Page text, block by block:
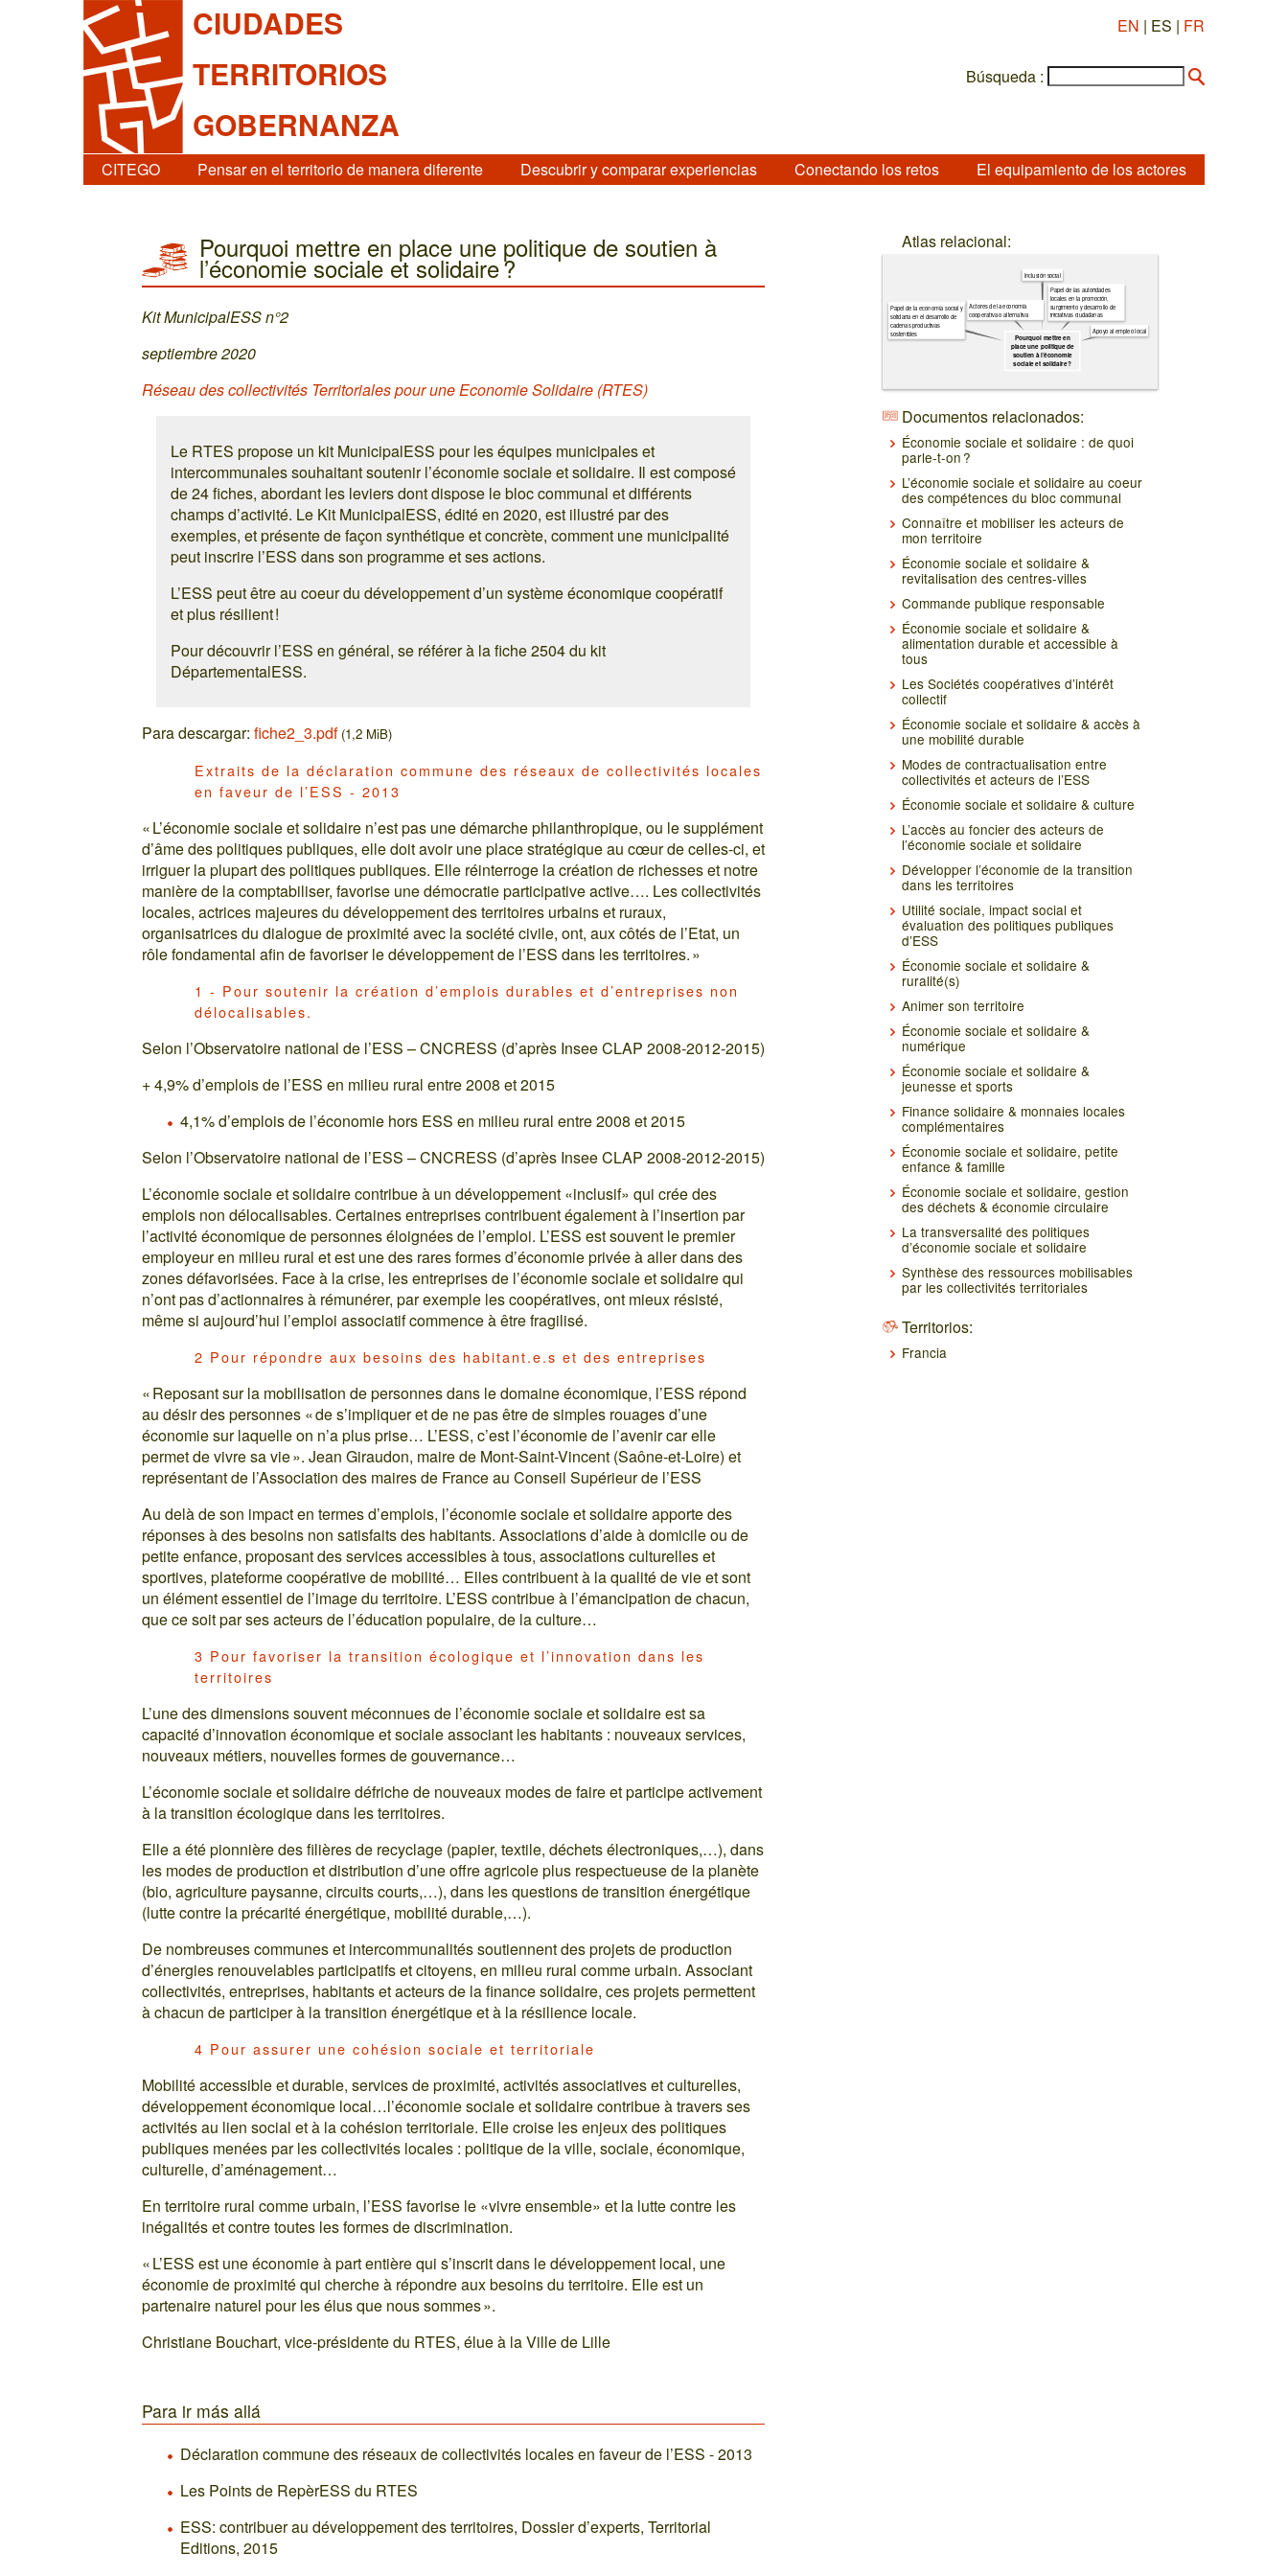
CIUDADES
TERRITORIOS
GOBERNANZA
EN | ES | FR
Búsqueda :
CITEGO Pensar en el territorio de manera diferente Descubrir y comparar experiencias Conectando los retos El equipamiento de los actores
Pourquoi mettre en place une politique de soutien à
l’économie sociale et solidaire ?
Kit MunicipalESS n°2
septiembre 2020
Réseau des collectivités Territoriales pour une Economie Solidaire (RTES)
Le RTES propose un kit MunicipalESS pour les équipes municipales et
intercommunales souhaitant soutenir l’économie sociale et solidaire. Il est composé
de 24 fiches, abordant les leviers dont dispose le bloc communal et différents
champs d’activité. Le Kit MunicipalESS, édité en 2020, est illustré par des
exemples, et présente de façon synthétique et concrète, comment une municipalité
peut inscrire l’ESS dans son programme et ses actions.
L’ESS peut être au coeur du développement d’un système économique coopératif
et plus résilient !
Pour découvrir l’ESS en général, se référer à la fiche 2504 du kit
DépartementalESS.
Para descargar:fiche2_3.pdf (1,2 MiB)
Extraits de la déclaration commune des réseaux de collectivités locales
en faveur de l’ESS - 2013
« L’économie sociale et solidaire n’est pas une démarche philanthropique, ou le supplément
d’âme des politiques publiques, elle doit avoir une place stratégique au cœur de celles-ci, et
irriguer la plupart des politiques publiques. Elle réinterroge la création de richesses et notre
manière de la comptabiliser, favorise une démocratie participative active…. Les collectivités
locales, actrices majeures du développement des territoires urbains et ruraux,
organisatrices du dialogue de proximité avec la société civile, ont, aux côtés de l’Etat, un
rôle fondamental afin de favoriser le développement de l’ESS dans les territoires. »
1 - Pour soutenir la création d’emplois durables et d’entreprises non
délocalisables.
Selon l’Observatoire national de l’ESS – CNCRESS (d’après Insee CLAP 2008-2012-2015)
+ 4,9% d’emplois de l’ESS en milieu rural entre 2008 et 2015
4,1% d’emplois de l’économie hors ESS en milieu rural entre 2008 et 2015
Selon l’Observatoire national de l’ESS – CNCRESS (d’après Insee CLAP 2008-2012-2015)
L’économie sociale et solidaire contribue à un développement «inclusif» qui crée des
emplois non délocalisables. Certaines entreprises contribuent également à l’insertion par
l’activité économique de personnes éloignées de l’emploi. L’ESS est souvent le premier
employeur en milieu rural et est une des rares formes d’économie privée à aller dans des
zones défavorisées. Face à la crise, les entreprises de l’économie sociale et solidaire qui
n’ont pas d’actionnaires à rémunérer, par exemple les coopératives, ont mieux résisté,
même si aujourd’hui l’emploi associatif commence à être fragilisé.
2 Pour répondre aux besoins des habitant.e.s et des entreprises
« Reposant sur la mobilisation de personnes dans le domaine économique, l’ESS répond
au désir des personnes « de s’impliquer et de ne pas être de simples rouages d’une
économie sur laquelle on n’a plus prise… L’ESS, c’est l’économie de l’avenir car elle
permet de vivre sa vie ». Jean Giraudon, maire de Mont-Saint-Vincent (Saône-et-Loire) et
représentant de l’Association des maires de France au Conseil Supérieur de l’ESS
Au delà de son impact en termes d’emplois, l’économie sociale et solidaire apporte des
réponses à des besoins non satisfaits des habitants. Associations d’aide à domicile ou de
petite enfance, proposant des services accessibles à tous, associations culturelles et
sportives, plateforme coopérative de mobilité… Elles contribuent à la qualité de vie et sont
un élément essentiel de l’image du territoire. L’ESS contribue à l’émancipation de chacun,
que ce soit par ses acteurs de l’éducation populaire, de la culture…
3 Pour favoriser la transition écologique et l’innovation dans les
territoires
L’une des dimensions souvent méconnues de l’économie sociale et solidaire est sa
capacité d’innovation économique et sociale associant les habitants : nouveaux services,
nouveaux métiers, nouvelles formes de gouvernance…
L’économie sociale et solidaire défriche de nouveaux modes de faire et participe activement
à la transition écologique dans les territoires.
Elle a été pionnière des filières de recyclage (papier, textile, déchets électroniques,…), dans
les modes de production et distribution d’une offre agricole plus respectueuse de la planète
(bio, agriculture paysanne, circuits courts,…), dans les questions de transition énergétique
(lutte contre la précarité énergétique, mobilité durable,…).
De nombreuses communes et intercommunalités soutiennent des projets de production
d’énergies renouvelables participatifs et citoyens, en milieu rural comme urbain. Associant
collectivités, entreprises, habitants et acteurs de la finance solidaire, ces projets permettent
à chacun de participer à la transition énergétique et à la résilience locale.
4 Pour assurer une cohésion sociale et territoriale
Mobilité accessible et durable, services de proximité, activités associatives et culturelles,
développement économique local…l’économie sociale et solidaire contribue à travers ses
activités au lien social et à la cohésion territoriale. Elle croise les enjeux des politiques
publiques menées par les collectivités locales : politique de la ville, sociale, économique,
culturelle, d’aménagement…
En territoire rural comme urbain, l’ESS favorise le «vivre ensemble» et la lutte contre les
inégalités et contre toutes les formes de discrimination.
« L’ESS est une économie à part entière qui s’inscrit dans le développement local, une
économie de proximité qui cherche à répondre aux besoins du territoire. Elle est un
partenaire naturel pour les élus que nous sommes ».
Christiane Bouchart, vice-présidente du RTES, élue à la Ville de Lille
Para ir más allá
Déclaration commune des réseaux de collectivités locales en faveur de l’ESS - 2013
Les Points de RepèrESS du RTES
ESS: contribuer au développement des territoires, Dossier d’experts, Territorial
Editions, 2015
Atlas relacional:
Pourquoi mettre en
place une politique de
soutien à l’économie
sociale et solidaire ?
Apoyo al empleo local
Papel de las autoridades
locales en la promoción,
surgimiento y desarrollo de
iniciativas ciudadanas
Inclusión social
Actores de la economía
cooperativa o alternativa
Papel de la economía social y
solidaria en el desarrollo de
cadenas productivas
sostenibles
Documentos relacionados:
Économie sociale et solidaire : de quoi
parle-t-on ?
L’économie sociale et solidaire au coeur
des compétences du bloc communal
Connaître et mobiliser les acteurs de
mon territoire
Économie sociale et solidaire &
revitalisation des centres-villes
Commande publique responsable
Économie sociale et solidaire &
alimentation durable et accessible à
tous
Les Sociétés coopératives d’intérêt
collectif
Économie sociale et solidaire & accès à
une mobilité durable
Modes de contractualisation entre
collectivités et acteurs de l’ESS
Économie sociale et solidaire & culture
L’accès au foncier des acteurs de
l’économie sociale et solidaire
Développer l’économie de la transition
dans les territoires
Utilité sociale, impact social et
évaluation des politiques publiques
d’ESS
Économie sociale et solidaire &
ruralité(s)
Animer son territoire
Économie sociale et solidaire &
numérique
Économie sociale et solidaire &
jeunesse et sports
Finance solidaire & monnaies locales
complémentaires
Économie sociale et solidaire, petite
enfance & famille
Économie sociale et solidaire, gestion
des déchets & économie circulaire
La transversalité des politiques
d’économie sociale et solidaire
Synthèse des ressources mobilisables
par les collectivités territoriales
Territorios:
Francia